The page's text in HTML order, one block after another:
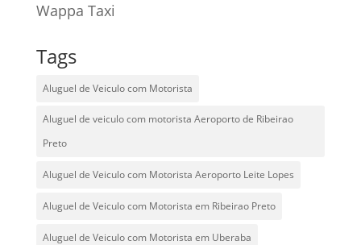
Wappa Taxi
Tags
Aluguel de Veiculo com Motorista
Aluguel de veiculo com motorista Aeroporto de Ribeirao
Preto
Aluguel de Veiculo com Motorista Aeroporto Leite Lopes
Aluguel de Veiculo com Motorista em Ribeirao Preto
Aluguel de Veiculo com Motorista em Uberaba